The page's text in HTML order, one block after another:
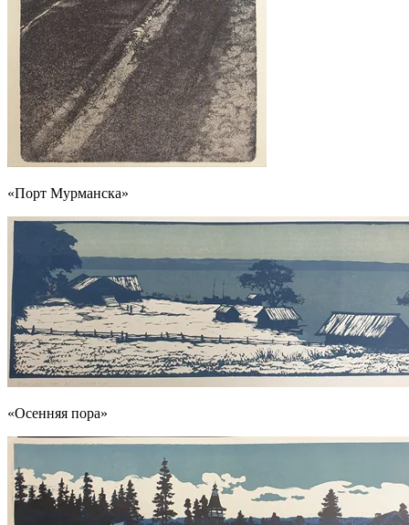
«Порт Мурманска»
«Осенняя пора»